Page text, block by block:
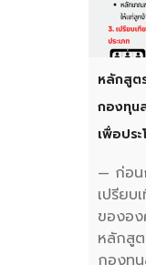
หลักสูต
กองทุน
เพื่อปร
— ก่อน
เปรียบ
ขององ
หลักสูต